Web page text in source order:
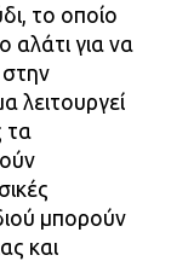
το οποίο
αλάτι για να
λειτουργεί
τα
μπορούν
και